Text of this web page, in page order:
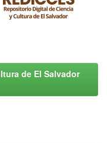
de El Salvador